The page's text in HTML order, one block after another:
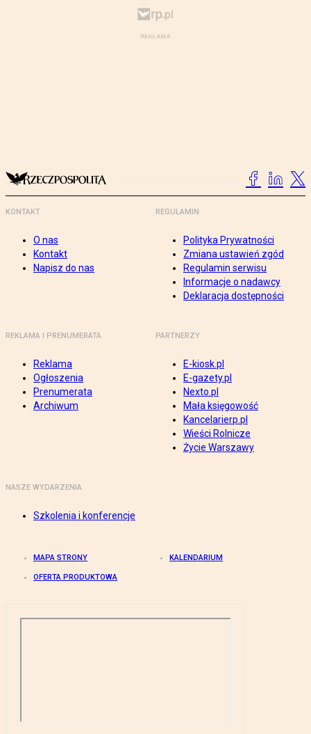
KONTAKT
O nas
Kontakt
Napisz do nas
REGULAMIN
Polityka Prywatności
Zmiana ustawień zgód
Regulamin serwisu
Informacje o nadawcy
Deklaracja dostępności
REKLAMA I PRENUMERATA
Reklama
Ogłoszenia
Prenumerata
Archiwum
PARTNERZY
E-kiosk.pl
E-gazety.pl
Nexto.pl
Mała księgowość
Kancelarierp.pl
Wieści Rolnicze
Życie Warszawy
NASZE WYDARZENIA
Szkolenia i konferencje
MAPA STRONY KALENDARIUM
OFERTA PRODUKTOWA